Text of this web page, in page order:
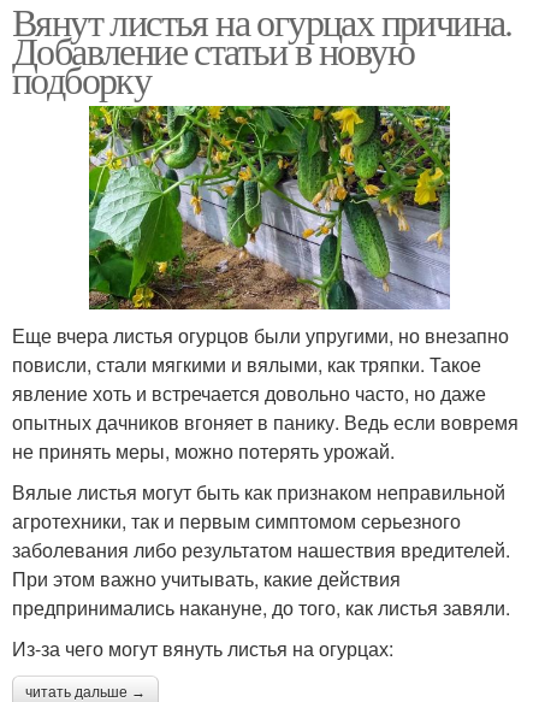
Вянут листья на огурцах причина.
Добавление статьи в новую
подборку
Еще вчера листья огурцов были упругими, но внезапно
повисли, стали мягкими и вялыми, как тряпки. Такое
явление хоть и встречается довольно часто, но даже
опытных дачников вгоняет в панику. Ведь если вовремя
не принять меры, можно потерять урожай.
Вялые листья могут быть как признаком неправильной
агротехники, так и первым симптомом серьезного
заболевания либо результатом нашествия вредителей.
При этом важно учитывать, какие действия
предпринимались накануне, до того, как листья завяли.
Из-за чего могут вянуть листья на огурцах:
читать дальше →